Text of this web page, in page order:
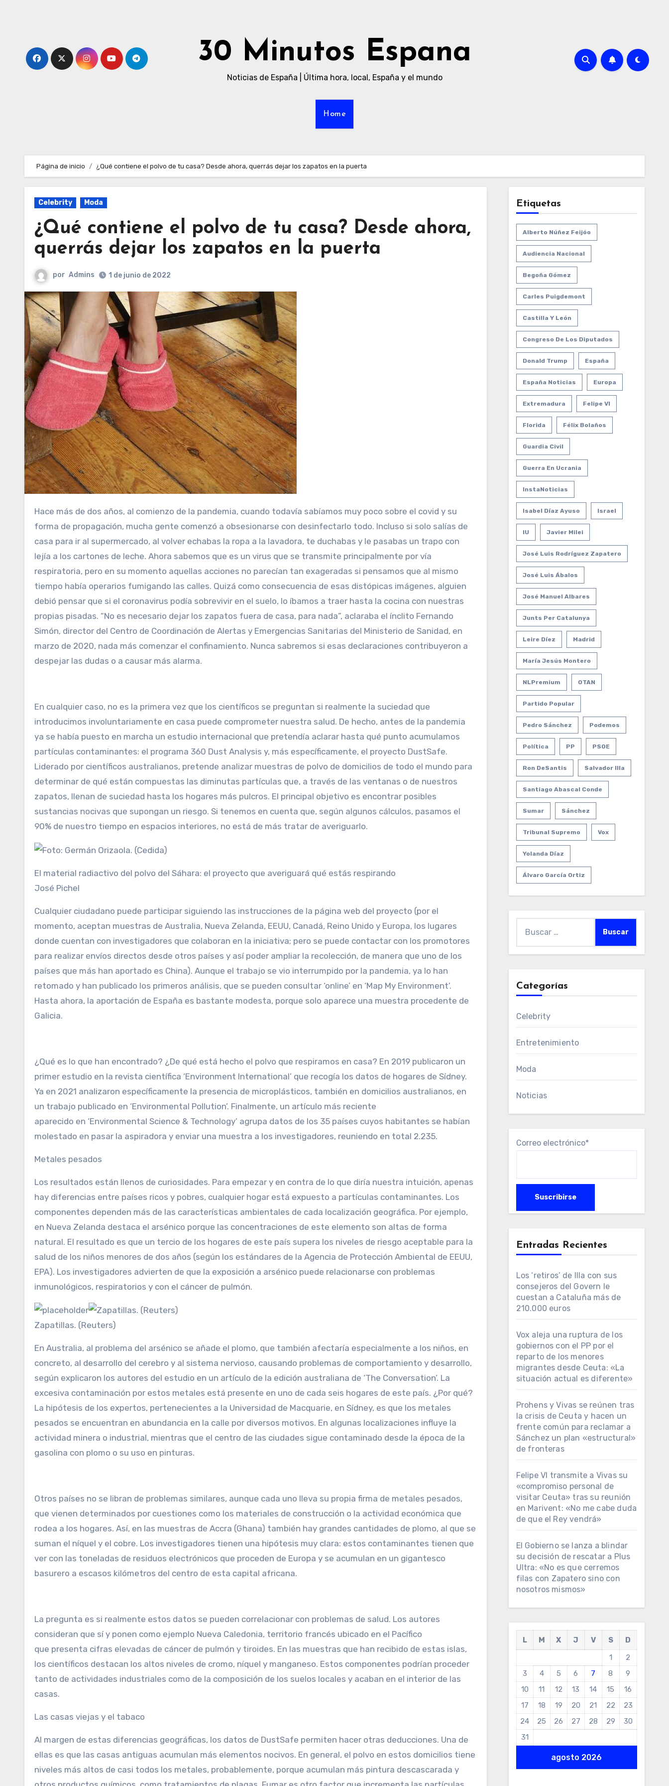
30 Minutos Espana
Noticias de España | Última hora, local, España y el mundo
Home
Página de inicio ¿Qué contiene el polvo de tu casa? Desde ahora, querrás dejar los zapatos en la puerta
Celebrity Moda
¿Qué contiene el polvo de tu casa? Desde ahora,
querrás dejar los zapatos en la puerta
por Admins 1 de junio de 2022
Hace más de dos años, al comienzo de la pandemia, cuando todavía sabíamos muy poco sobre el covid y su
forma de propagación, mucha gente comenzó a obsesionarse con desinfectarlo todo. Incluso si solo salías de
casa para ir al supermercado, al volver echabas la ropa a la lavadora, te duchabas y le pasabas un trapo con
lejía a los cartones de leche. Ahora sabemos que es un virus que se transmite principalmente por vía
respiratoria, pero en su momento aquellas acciones no parecían tan exageradas si pensamos que al mismo
tiempo había operarios fumigando las calles. Quizá como consecuencia de esas distópicas imágenes, alguien
debió pensar que si el coronavirus podía sobrevivir en el suelo, lo íbamos a traer hasta la cocina con nuestras
propias pisadas. “No es necesario dejar los zapatos fuera de casa, para nada”, aclaraba el ínclito Fernando
Simón, director del Centro de Coordinación de Alertas y Emergencias Sanitarias del Ministerio de Sanidad, en
marzo de 2020, nada más comenzar el confinamiento. Nunca sabremos si esas declaraciones contribuyeron a
despejar las dudas o a causar más alarma.
En cualquier caso, no es la primera vez que los científicos se preguntan si realmente la suciedad que
introducimos involuntariamente en casa puede comprometer nuestra salud. De hecho, antes de la pandemia
ya se había puesto en marcha un estudio internacional que pretendía aclarar hasta qué punto acumulamos
partículas contaminantes: el programa 360 Dust Analysis y, más específicamente, el proyecto DustSafe.
Liderado por científicos australianos, pretende analizar muestras de polvo de domicilios de todo el mundo para
determinar de qué están compuestas las diminutas partículas que, a través de las ventanas o de nuestros
zapatos, llenan de suciedad hasta los hogares más pulcros. El principal objetivo es encontrar posibles
sustancias nocivas que supongan un riesgo. Si tenemos en cuenta que, según algunos cálculos, pasamos el
90% de nuestro tiempo en espacios interiores, no está de más tratar de averiguarlo.
El material radiactivo del polvo del Sáhara: el proyecto que averiguará qué estás respirando
José Pichel
Cualquier ciudadano puede participar siguiendo las instrucciones de la página web del proyecto (por el
momento, aceptan muestras de Australia, Nueva Zelanda, EEUU, Canadá, Reino Unido y Europa, los lugares
donde cuentan con investigadores que colaboran en la iniciativa; pero se puede contactar con los promotores
para realizar envíos directos desde otros países y así poder ampliar la recolección, de manera que uno de los
países que más han aportado es China). Aunque el trabajo se vio interrumpido por la pandemia, ya lo han
retomado y han publicado los primeros análisis, que se pueden consultar ‘online’ en ‘Map My Environment’.
Hasta ahora, la aportación de España es bastante modesta, porque solo aparece una muestra procedente de
Galicia.
¿Qué es lo que han encontrado? ¿De qué está hecho el polvo que respiramos en casa? En 2019 publicaron un
primer estudio en la revista científica ‘Environment International’ que recogía los datos de hogares de Sídney.
Ya en 2021 analizaron específicamente la presencia de microplásticos, también en domicilios australianos, en
un trabajo publicado en ‘Environmental Pollution’. Finalmente, un artículo más reciente
aparecido en ‘Environmental Science & Technology’ agrupa datos de los 35 países cuyos habitantes se habían
molestado en pasar la aspiradora y enviar una muestra a los investigadores, reuniendo en total 2.235.
Metales pesados
Los resultados están llenos de curiosidades. Para empezar y en contra de lo que diría nuestra intuición, apenas
hay diferencias entre países ricos y pobres, cualquier hogar está expuesto a partículas contaminantes. Los
componentes dependen más de las características ambientales de cada localización geográfica. Por ejemplo,
en Nueva Zelanda destaca el arsénico porque las concentraciones de este elemento son altas de forma
natural. El resultado es que un tercio de los hogares de este país supera los niveles de riesgo aceptable para la
salud de los niños menores de dos años (según los estándares de la Agencia de Protección Ambiental de EEUU,
EPA). Los investigadores advierten de que la exposición a arsénico puede relacionarse con problemas
inmunológicos, respiratorios y con el cáncer de pulmón.
Zapatillas. (Reuters)
En Australia, al problema del arsénico se añade el plomo, que también afectaría especialmente a los niños, en
concreto, al desarrollo del cerebro y al sistema nervioso, causando problemas de comportamiento y desarrollo,
según explicaron los autores del estudio en un artículo de la edición australiana de ‘The Conversation’. La
excesiva contaminación por estos metales está presente en uno de cada seis hogares de este país. ¿Por qué?
La hipótesis de los expertos, pertenecientes a la Universidad de Macquarie, en Sídney, es que los metales
pesados se encuentran en abundancia en la calle por diversos motivos. En algunas localizaciones influye la
actividad minera o industrial, mientras que el centro de las ciudades sigue contaminado desde la época de la
gasolina con plomo o su uso en pinturas.
Otros países no se libran de problemas similares, aunque cada uno lleva su propia firma de metales pesados,
que vienen determinados por cuestiones como los materiales de construcción o la actividad económica que
rodea a los hogares. Así, en las muestras de Accra (Ghana) también hay grandes cantidades de plomo, al que se
suman el níquel y el cobre. Los investigadores tienen una hipótesis muy clara: estos contaminantes tienen que
ver con las toneladas de residuos electrónicos que proceden de Europa y se acumulan en un gigantesco
basurero a escasos kilómetros del centro de esta capital africana.
La pregunta es si realmente estos datos se pueden correlacionar con problemas de salud. Los autores
consideran que sí y ponen como ejemplo Nueva Caledonia, territorio francés ubicado en el Pacífico
que presenta cifras elevadas de cáncer de pulmón y tiroides. En las muestras que han recibido de estas islas,
los científicos destacan los altos niveles de cromo, níquel y manganeso. Estos componentes podrían proceder
tanto de actividades industriales como de la composición de los suelos locales y acaban en el interior de las
casas.
Las casas viejas y el tabaco
Al margen de estas diferencias geográficas, los datos de DustSafe permiten hacer otras deducciones. Una de
ellas es que las casas antiguas acumulan más elementos nocivos. En general, el polvo en estos domicilios tiene
niveles más altos de casi todos los metales, probablemente, porque acumulan más pintura descascarada y
Etiquetas
Alberto Núñez Feijóo
Audiencia Nacional
Begoña Gómez
Carles Puigdemont
Castilla Y León
Congreso De Los Diputados
Donald Trump España
España Noticias Europa
Extremadura Felipe VI
Florida Félix Bolaños
Guardia Civil
Guerra En Ucrania
InstaNoticias
Isabel Díaz Ayuso Israel
IU Javier Milei
José Luis Rodríguez Zapatero
José Luis Ábalos
José Manuel Albares
Junts Per Catalunya
Leire Díez Madrid
María Jesús Montero
NLPremium OTAN
Partido Popular
Pedro Sánchez Podemos
Política PP PSOE
Ron DeSantis Salvador Illa
Santiago Abascal Conde
Sumar Sánchez
Tribunal Supremo Vox
Yolanda Díaz
Álvaro García Ortiz
Categorías
Celebrity
Entretenimiento
Moda
Noticias
Correo electrónico*
Entradas Recientes
Los ‘retiros’ de Illa con sus
consejeros del Govern le
cuestan a Cataluña más de
210.000 euros
Vox aleja una ruptura de los
gobiernos con el PP por el
reparto de los menores
migrantes desde Ceuta: «La
situación actual es diferente»
Prohens y Vivas se reúnen tras
la crisis de Ceuta y hacen un
frente común para reclamar a
Sánchez un plan «estructural»
de fronteras
Felipe VI transmite a Vivas su
«compromiso personal de
visitar Ceuta» tras su reunión
en Marivent: «No me cabe duda
de que el Rey vendrá»
El Gobierno se lanza a blindar
su decisión de rescatar a Plus
Ultra: «No es que cerremos
filas con Zapatero sino con
nosotros mismos»
agosto 2026
L M X J V S
D
1
2
3
4 5 6 7 8
9
10
11 12 13 14 15
16
17
18 19 20 21 22
23
24
25 26 27 28 29
30
31